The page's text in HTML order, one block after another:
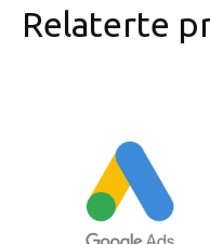
Relaterte